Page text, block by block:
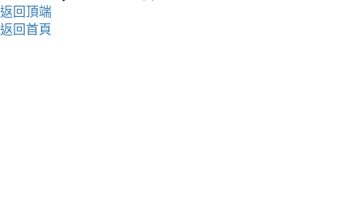
返回頂端
返回首頁